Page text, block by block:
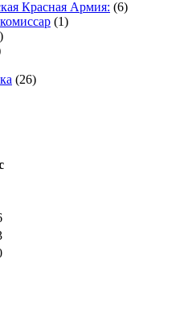
Красная Армия: (6)
(1)
(26)